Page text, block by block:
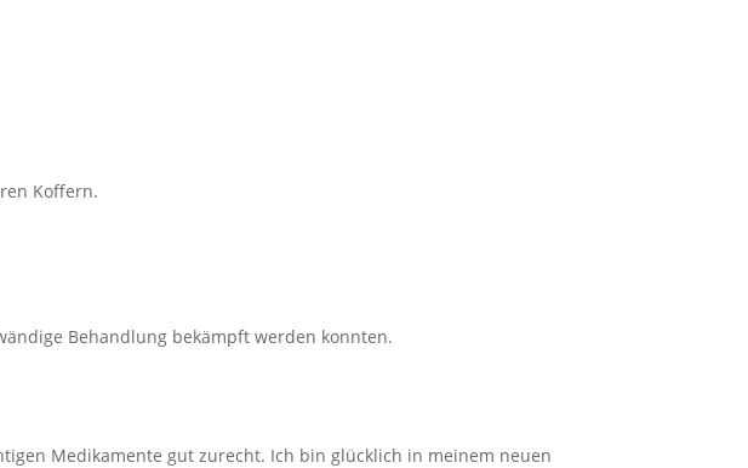
Koffern.
Behandlung bekämpft werden konnten.
Medikamente gut zurecht. Ich bin glücklich in meinem neuen